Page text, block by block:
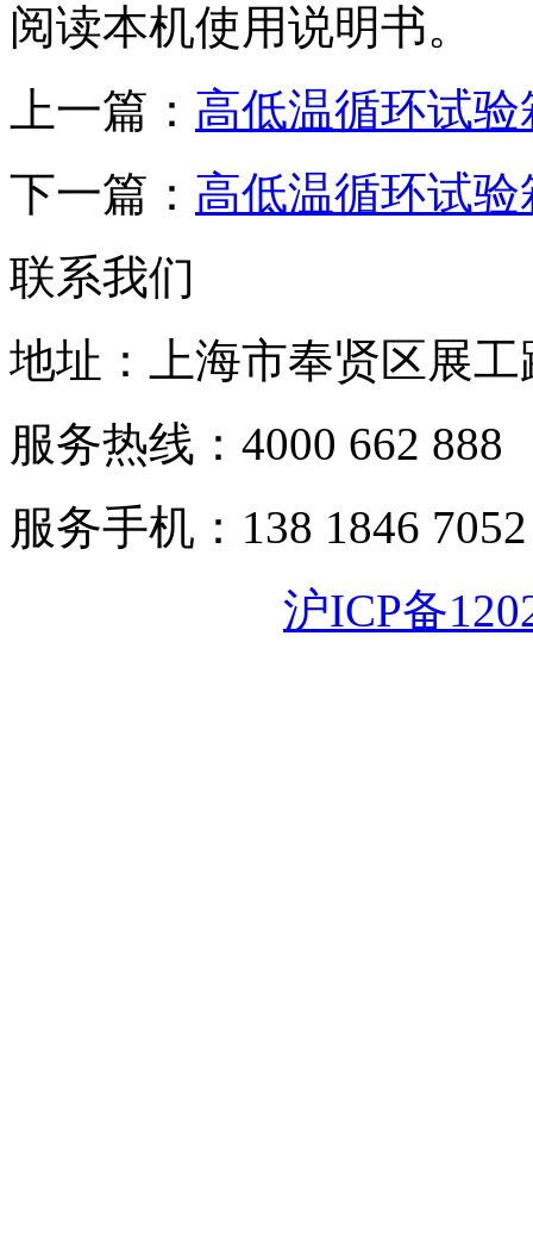
阅读本机使用说明书。
上一篇： 高低温循环试
下一篇： 高低温循环试
联系我们
地址：上海市奉贤区展工
服务热线：4000 662 888
服务手机：138 1846 7052
沪ICP备